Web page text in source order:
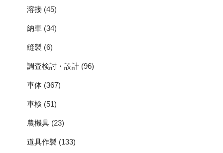
溶接 (45)
納車 (34)
縫製 (6)
調査検討・設計 (96)
車体 (367)
車検 (51)
農機具 (23)
道具作製 (133)